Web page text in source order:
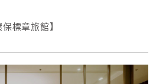
標章旅館】